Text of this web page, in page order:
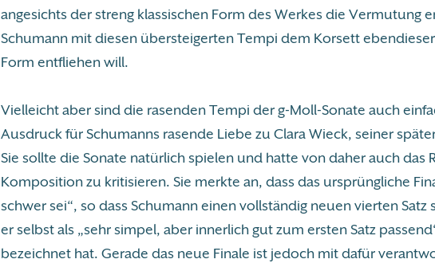
angesichts der streng klassischen Form des Werkes die Vermutung
Schumann mit diesen übersteigerten Tempi dem Korsett
Form entfliehen will.
Vielleicht aber sind die rasenden Tempi der g-Moll-Sonate auch
Ausdruck für Schumanns rasende Liebe zu Clara Wieck, seiner
Sie sollte die Sonate natürlich spielen und hatte von daher auch das
Komposition zu kritisieren. Sie merkte an, dass das ursprüngliche
schwer sei“, so dass Schumann einen vollständig neuen vierten Satz
er selbst als „sehr simpel, aber innerlich gut zum ersten Satz
bezeichnet hat. Gerade das neue Finale ist jedoch mit dafür